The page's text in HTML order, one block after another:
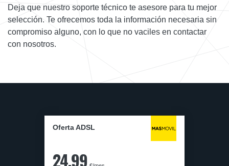
Deja que nuestro soporte técnico te asesore para tu mejor
selección. Te ofrecemos toda la información necesaria sin
compromiso alguno, con lo que no vaciles en contactar
con nosotros.
Oferta ADSL
24,99